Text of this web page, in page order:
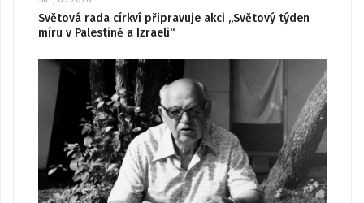
Světová rada církví připravuje akci „Světový týden
míru v Palestině a Izraeli“